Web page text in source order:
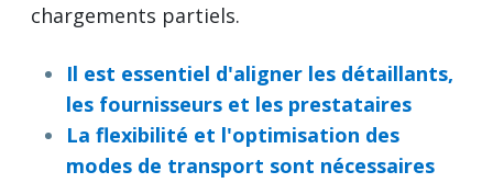
chargements partiels.
Il est essentiel d'aligner les détaillants,
les fournisseurs et les prestataires
La flexibilité et l'optimisation des
modes de transport sont nécessaires